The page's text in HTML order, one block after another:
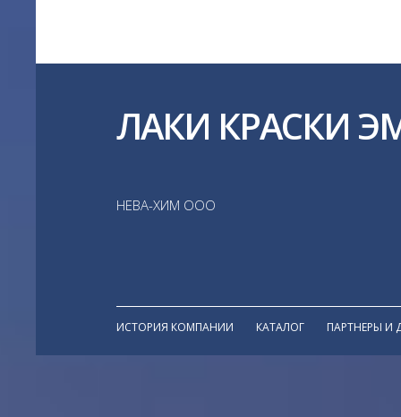
ЛАКИ КРАСКИ
НЕВА-ХИМ ООО
ИСТОРИЯ КОМПАНИИ КАТАЛОГ ПАРТНЕРЫ И